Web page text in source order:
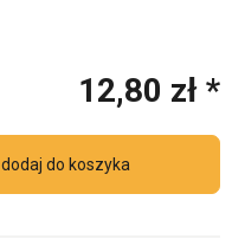
12,80 zł *
dodaj do koszyka